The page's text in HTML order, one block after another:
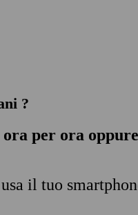
?
ora per ora oppure
il tuo